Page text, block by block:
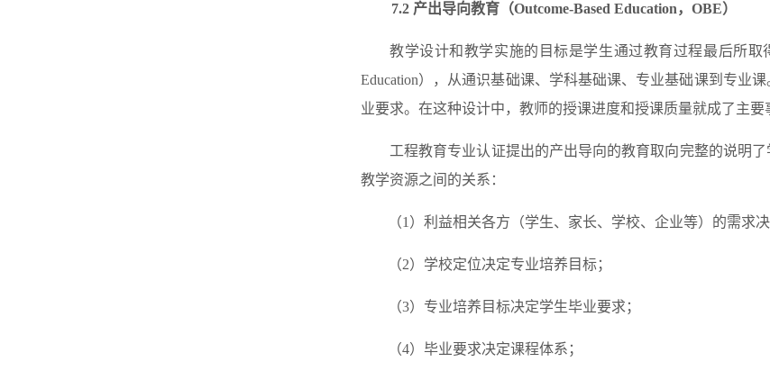
7.2 产出导向教育（Outcome-Based Education，OBE）
教学设计和教学实施的目标是学生通过教育过程最后所取
Education），从通识基础课、学科基础课、专业基础课到专业
业要求。在这种设计中，教师的授课进度和授课质量就成了主要
工程教育专业认证提出的产出导向的教育取向完整的说明
教学资源之间的关系：
（1）利益相关各方（学生、家长、学校、企业等）的需求
（2）学校定位决定专业培养目标；
（3）专业培养目标决定学生毕业要求；
（4）毕业要求决定课程体系；